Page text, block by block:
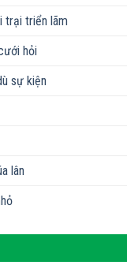
trại triển lãm
hỏi
sự kiện
lân